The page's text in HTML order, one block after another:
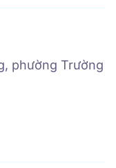
phường Trường